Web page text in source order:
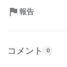
報告
コメント 0